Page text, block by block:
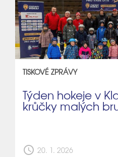
TISKOVÉ ZPRÁVY
Týden hokeje v
krůčky malých
schedule 20. 1. 2026